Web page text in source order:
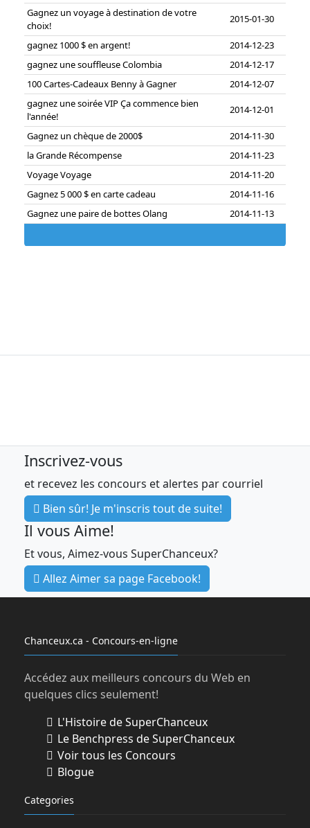
Gagnez un voyage à destination de votre
choix!
2015-01-30
gagnez 1000 $ en argent!
2014-12-23
gagnez une souffleuse Colombia
2014-12-17
100 Cartes-Cadeaux Benny à Gagner
2014-12-07
gagnez une soirée VIP Ça commence bien
l'année!
2014-12-01
Gagnez un chèque de 2000$
2014-11-30
la Grande Récompense
2014-11-23
Voyage Voyage
2014-11-20
Gagnez 5 000 $ en carte cadeau
2014-11-16
Gagnez une paire de bottes Olang
2014-11-13
Inscrivez-vous
et recevez les concours et alertes par courriel
Bien sûr! Je m'inscris tout de suite!
Il vous Aime!
Et vous, Aimez-vous SuperChanceux?
Allez Aimer sa page Facebook!
Chanceux.ca - Concours-en-ligne
Accédez aux meilleurs concours du Web en
quelques clics seulement!
L'Histoire de SuperChanceux
Le Benchpress de SuperChanceux
Voir tous les Concours
Blogue
Categories